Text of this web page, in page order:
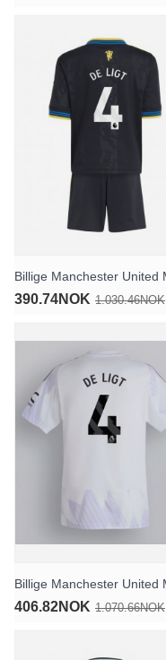
390.74NOK 1.030.46NOK
406.82NOK 1.070.66NOK